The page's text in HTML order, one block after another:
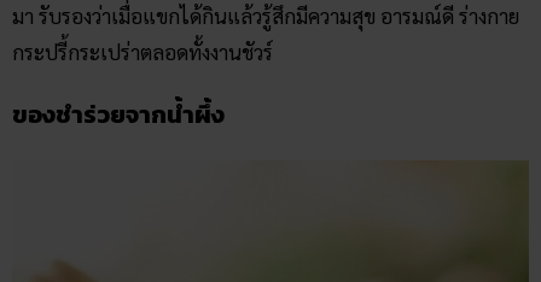
มา รับรองว่าเมื่อแขกได้กินแล้วรู้สึกมีความสุข อารมณ์ดี ร่างกาย
กระปรี้กระเปร่าตลอดทั้งงานชัวร์
ของชำร่วยจากน้ำผึ้ง